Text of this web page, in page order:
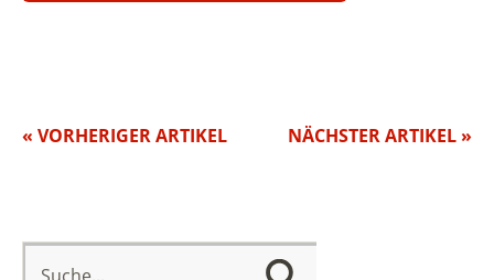
NÄCHSTER ARTIKEL »
« VORHERIGER ARTIKEL